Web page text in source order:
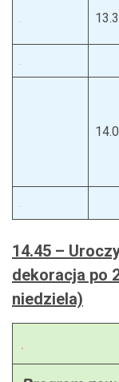
.
.
.
14.45 –
dekoracja po
niedziela)
.